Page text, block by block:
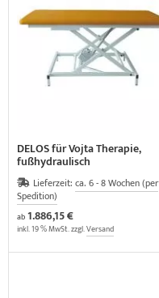
DELOS für Vojta Therapie,
fußhydraulisch
Lieferzeit: ca. 6 - 8 Wochen (per
Spedition)
ab1.886,15 €
inkl. 19 % MwSt. zzgl.Versand